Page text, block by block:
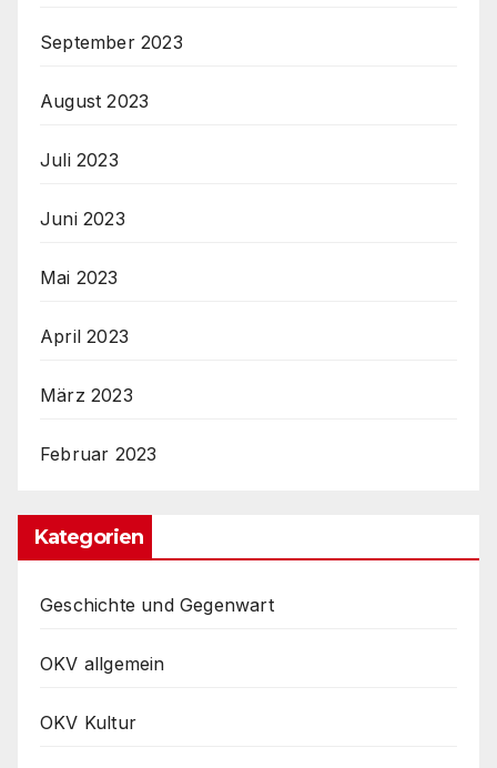
September 2023
August 2023
Juli 2023
Juni 2023
Mai 2023
April 2023
März 2023
Februar 2023
Kategorien
Geschichte und Gegenwart
OKV allgemein
OKV Kultur